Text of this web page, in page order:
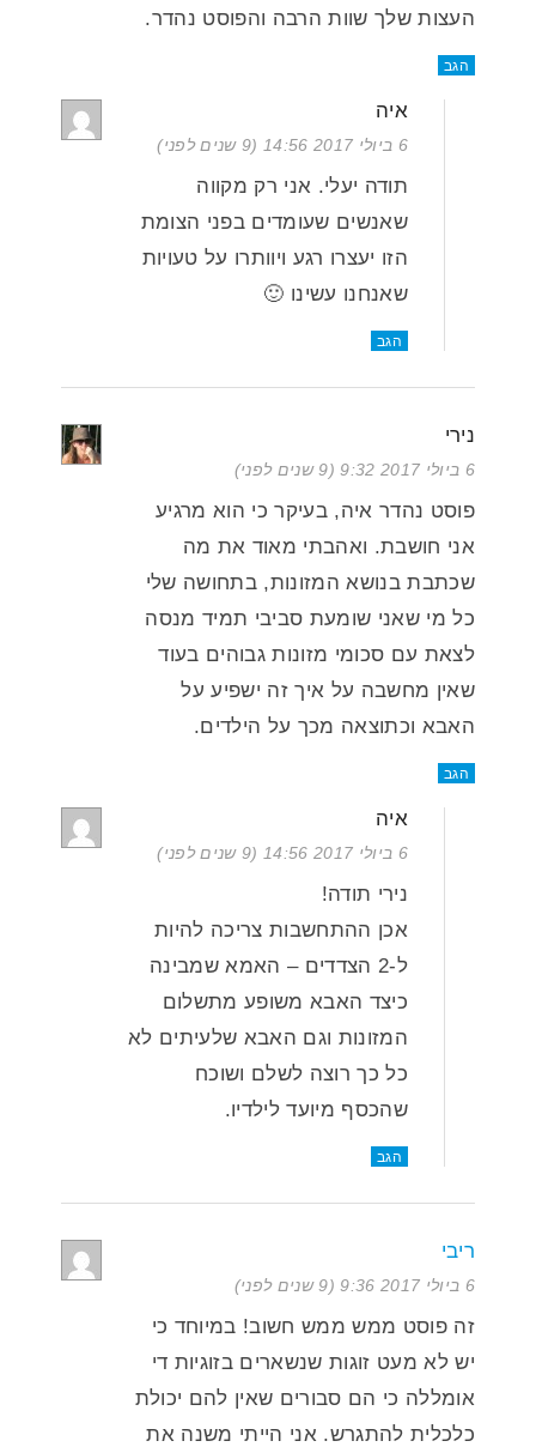
העצות שלך שוות הרבה והפוסט נהדר.
הגב
איה
6 ביולי 2017 14:56 (9 שנים לפני)
תודה יעלי. אני רק מקווה
שאנשים שעומדים בפני הצומת
הזו יעצרו רגע ויוותרו על טעויות
שאנחנו עשינו 🙂
הגב
נירי
6 ביולי 2017 9:32 (9 שנים לפני)
פוסט נהדר איה, בעיקר כי הוא מרגיע
אני חושבת. ואהבתי מאוד את מה
שכתבת בנושא המזונות, בתחושה שלי
כל מי שאני שומעת סביבי תמיד מנסה
לצאת עם סכומי מזונות גבוהים בעוד
שאין מחשבה על איך זה ישפיע על
האבא וכתוצאה מכך על הילדים.
הגב
איה
6 ביולי 2017 14:56 (9 שנים לפני)
נירי תודה!
אכן ההתחשבות צריכה להיות
ל-2 הצדדים – האמא שמבינה
כיצד האבא משופע מתשלום
המזונות וגם האבא שלעיתים לא
כל כך רוצה לשלם ושוכח
שהכסף מיועד לילדיו.
הגב
ריבי
6 ביולי 2017 9:36 (9 שנים לפני)
זה פוסט ממש ממש חשוב! במיוחד כי
יש לא מעט זוגות שנשארים בזוגיות די
אומללה כי הם סבורים שאין להם יכולת
כלכלית להתגרש. אני הייתי משנה את